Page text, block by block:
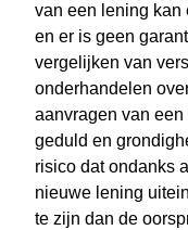
van een lening kan
en er is geen
vergelijken van
onderhandelen
aanvragen van
geduld en
risico dat ondanks
nieuwe lening
te zijn dan de